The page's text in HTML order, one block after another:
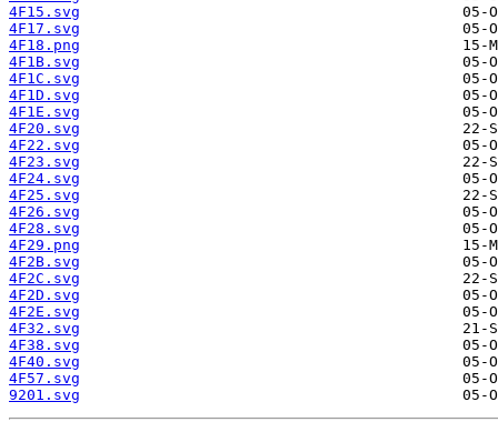
4F15.svg
4F17.svg
4F18.png
4F1B.svg
4F1C.svg
4F1D.svg
4F1E.svg
4F20.svg
4F22.svg
4F23.svg
4F24.svg
4F25.svg
4F26.svg
4F28.svg
4F29.png
4F2B.svg
4F2C.svg
4F2D.svg
4F2E.svg
4F32.svg
4F38.svg
4F40.svg
4F57.svg
9201.svg